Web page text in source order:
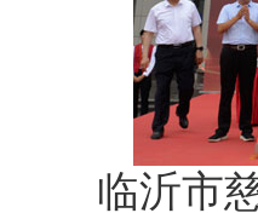
临沂市慈